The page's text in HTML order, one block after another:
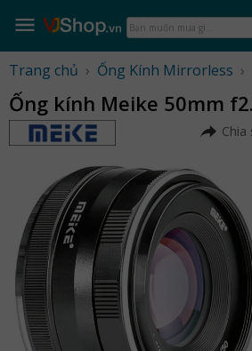
Bạn
muốn
gì...
Trang chủ › Ống Kính Mirrorless ›
Ống kính Meike 50mm
Chia